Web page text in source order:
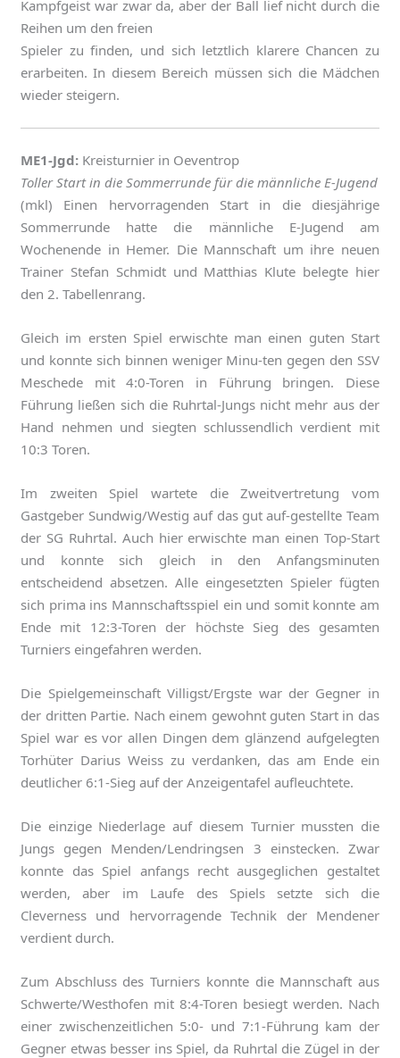
Kampfgeist war zwar da, aber der Ball lief nicht durch die
Reihen um den freien
Spieler zu finden, und sich letztlich klarere Chancen zu
erarbeiten. In diesem Bereich müssen sich die Mädchen
wieder steigern.
ME1-Jgd: Kreisturnier in Oeventrop
Toller Start in die Sommerrunde für die männliche E-Jugend
(mkl) Einen hervorragenden Start in die diesjährige
Sommerrunde hatte die männliche E-Jugend am
Wochenende in Hemer. Die Mannschaft um ihre neuen
Trainer Stefan Schmidt und Matthias Klute belegte hier
den 2. Tabellenrang.
Gleich im ersten Spiel erwischte man einen guten Start
und konnte sich binnen weniger Minu-ten gegen den SSV
Meschede mit 4:0-Toren in Führung bringen. Diese
Führung ließen sich die Ruhrtal-Jungs nicht mehr aus der
Hand nehmen und siegten schlussendlich verdient mit
10:3 Toren.
Im zweiten Spiel wartete die Zweitvertretung vom
Gastgeber Sundwig/Westig auf das gut auf-gestellte Team
der SG Ruhrtal. Auch hier erwischte man einen Top-Start
und konnte sich gleich in den Anfangsminuten
entscheidend absetzen. Alle eingesetzten Spieler fügten
sich prima ins Mannschaftsspiel ein und somit konnte am
Ende mit 12:3-Toren der höchste Sieg des gesamten
Turniers eingefahren werden.
Die Spielgemeinschaft Villigst/Ergste war der Gegner in
der dritten Partie. Nach einem gewohnt guten Start in das
Spiel war es vor allen Dingen dem glänzend aufgelegten
Torhüter Darius Weiss zu verdanken, das am Ende ein
deutlicher 6:1-Sieg auf der Anzeigentafel aufleuchtete.
Die einzige Niederlage auf diesem Turnier mussten die
Jungs gegen Menden/Lendringsen 3 einstecken. Zwar
konnte das Spiel anfangs recht ausgeglichen gestaltet
werden, aber im Laufe des Spiels setzte sich die
Cleverness und hervorragende Technik der Mendener
verdient durch.
Zum Abschluss des Turniers konnte die Mannschaft aus
Schwerte/Westhofen mit 8:4-Toren besiegt werden. Nach
einer zwischenzeitlichen 5:0- und 7:1-Führung kam der
Gegner etwas besser ins Spiel, da Ruhrtal die Zügel in der